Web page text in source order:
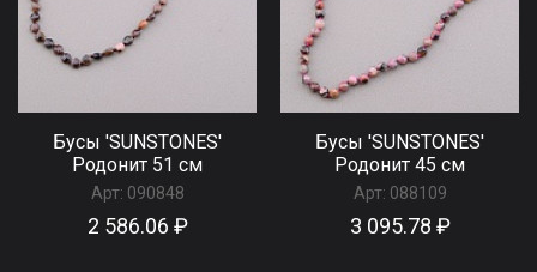
Бусы 'SUNSTONES'
Родонит 51 см
Арт: 090848
2 586.06 ₽
Бусы 'SUNSTONES'
Родонит 45 см
Арт: 088109
3 095.78 ₽